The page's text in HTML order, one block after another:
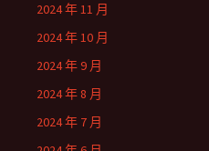
2024 年 11 月
2024 年 10 月
2024 年 9 月
2024 年 8 月
2024 年 7 月